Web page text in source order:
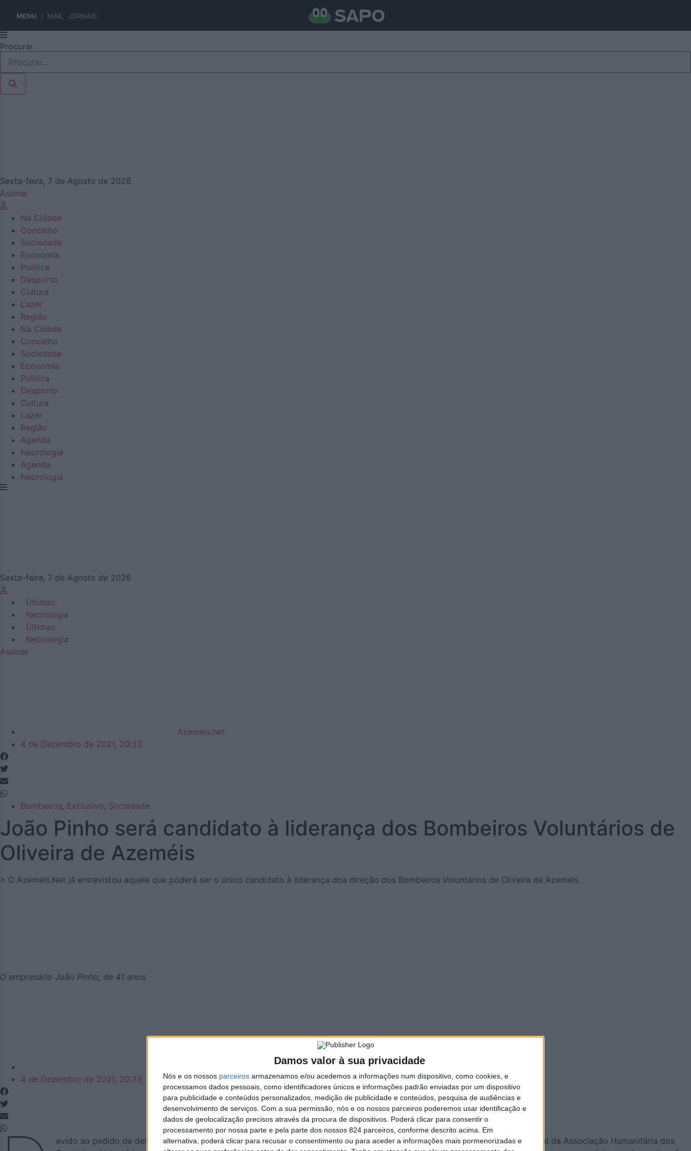
MENU MAIL JORNAIS
Damos valor à sua privacidade
Nós e os nossos parceiros armazenamos e/ou acedemos a informações num dispositivo, como cookies, e
processamos dados pessoais, como identificadores únicos e informações padrão enviadas por um dispositivo
para publicidade e conteúdos personalizados, medição de publicidade e conteúdos, pesquisa de audiências e
desenvolvimento de serviços. Com a sua permissão, nós e os nossos parceiros poderemos usar identificação e
dados de geolocalização precisos através da procura de dispositivos. Poderá clicar para consentir o
processamento por nossa parte e pela parte dos nossos 824 parceiros, conforme descrito acima. Em
alternativa, poderá clicar para recusar o consentimento ou para aceder a informações mais pormenorizadas e
Pular
para
conteúdo
Procurar
Sexta-feira, 7 de Agosto de 2026
Assinar
Na Cidade
Concelho
Sociedade
Economia
Política
Desporto
Cultura
Lazer
Região
Na Cidade
Concelho
Sociedade
Economia
Política
Desporto
Cultura
Lazer
Região
Agenda
Necrologia
Agenda
Necrologia
Sexta-feira, 7 de Agosto de 2026
Últimas
Necrologia
Últimas
Necrologia
Assinar
Azemeis.net
4 de Dezembro de 2021, 20:33
Bombeiros, Exclusivo, Sociedade
João Pinho será candidato à liderança dos Bombeiros Voluntários de
Oliveira de Azeméis
> O Azeméis.Net já entrevistou aquele que poderá ser o único candidato à liderança doa direção dos Bombeiros Voluntários de Oliveira de Azeméis.
O empresário João Pinho, de 41 anos
4 de Dezembro de 2021, 20:33
evido ao pedido de demissão da direção liderada por António Gomes eleita em abril último, o presidente da Assembleia Geral da Associação Humanitária dos